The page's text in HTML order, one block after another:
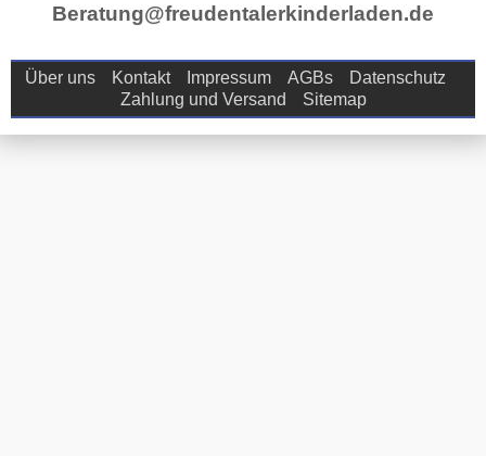
Beratung@freudentalerkinderladen.de
Über uns Kontakt Impressum AGBs
Datenschutz
Zahlung und Versand
Sitemap